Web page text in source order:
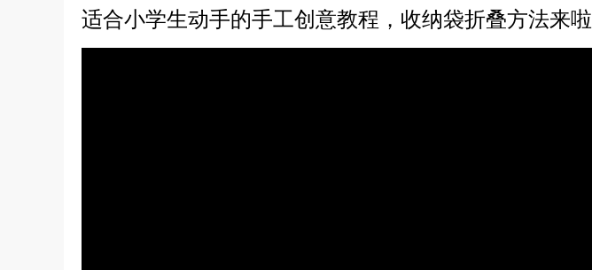
适合小学生动手的手工创意教程，收纳袋折叠方法来啦